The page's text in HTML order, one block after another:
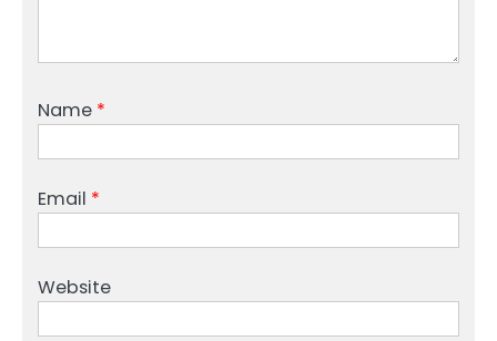
Name *
Email *
Website